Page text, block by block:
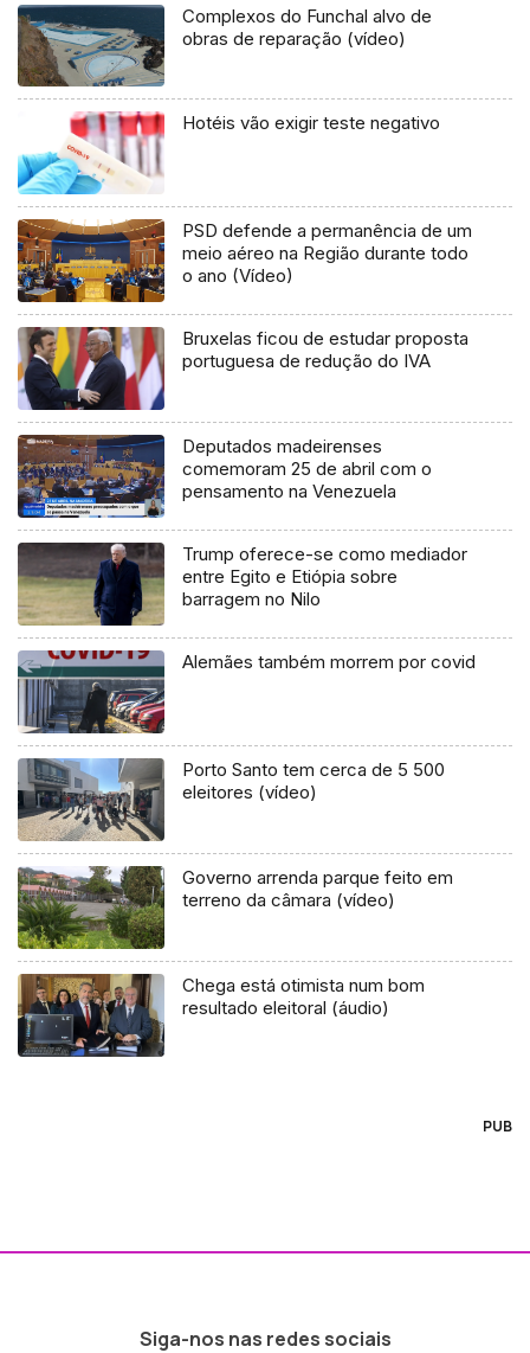
Complexos do Funchal alvo de
obras de reparação (vídeo)
Hotéis vão exigir teste negativo
PSD defende a permanência de um
meio aéreo na Região durante todo
o ano (Vídeo)
Bruxelas ficou de estudar proposta
portuguesa de redução do IVA
Deputados madeirenses
comemoram 25 de abril com o
pensamento na Venezuela
Trump oferece-se como mediador
entre Egito e Etiópia sobre
barragem no Nilo
Alemães também morrem por covid
Porto Santo tem cerca de 5 500
eleitores (vídeo)
Governo arrenda parque feito em
terreno da câmara (vídeo)
Chega está otimista num bom
resultado eleitoral (áudio)
PUB
Siga-nos nas redes sociais